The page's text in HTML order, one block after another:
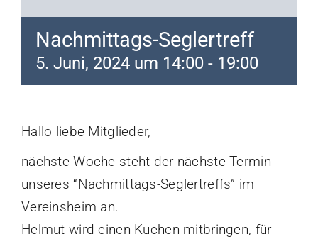
Nachmittags-Seglertreff
5. Juni, 2024 um 14:00 - 19:00
Hallo liebe Mitglieder,
nächste Woche steht der nächste Termin
unseres “Nachmittags-Seglertreffs” im
Vereinsheim an.
Helmut wird einen Kuchen mitbringen, für